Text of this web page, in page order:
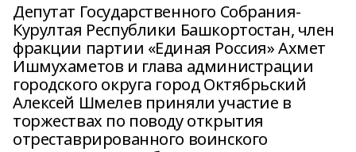
Депутат Государственного Собрания-
Курултая Республики Башкортостан, член
фракции партии «Единая Россия» Ахмет
Ишмухаметов и глава администрации
городского округа город Октябрьский
Алексей Шмелев приняли участие в
торжествах по поводу открытия
отреставрированного воинского